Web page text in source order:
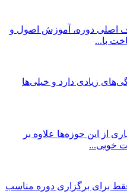
اصلی دوره، آموزش اصول و
با...
زیادی دارد و خیلی‌ها
از این حوزه‌ها علاوه بر
خوبی...
فقط برای برگزاری دوره مناسب